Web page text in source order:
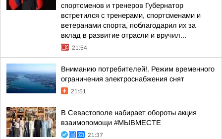
спортсменов и тренеров Губернатор
встретился с тренерами, спортсменами и
ветеранами спорта, поблагодарил их за
вклад в развитие отрасли и вручил...
21:54
Вниманию потребителей!. Режим временного
ограничения электроснабжения снят
21:51
В Севастополе набирает обороты акция
взаимопомощи #МЫВМЕСТЕ
21:37